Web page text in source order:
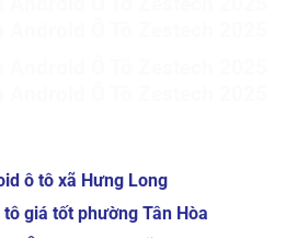
ô tô xã Hưng Long
giá tốt phường Tân Hòa